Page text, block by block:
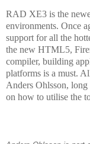
RAD XE3 is the
environments. Once
support for all the
the new HTML5,
compiler, building
platforms is a must.
Anders Ohlsson, long
on how to utilise the